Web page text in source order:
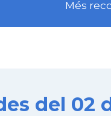
Més
del 02